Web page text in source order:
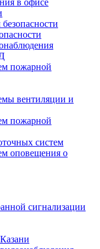
в офисе
пожарной
вентиляции и
пожарной
систем
оповещения о
сигнализации